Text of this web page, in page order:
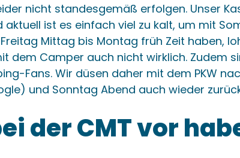
nicht standesgemäß erfolgen. Unser
aktuell ist es einfach viel zu kalt, um mit
Mittag bis Montag früh Zeit haben,
dem Camper auch nicht wirklich. Zudem
Fans. Wir düsen daher mit dem PKW
und Sonntag Abend auch wieder
der CMT vor